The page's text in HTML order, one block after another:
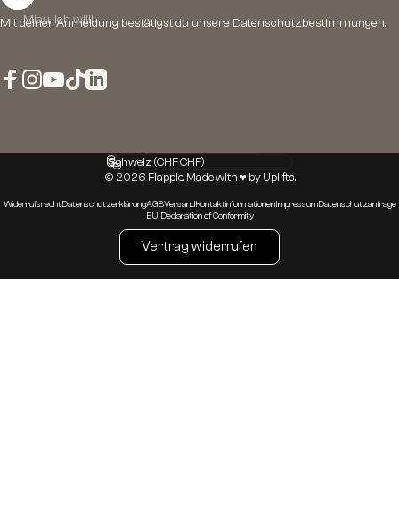
Miau, ich will!
Mit deiner Anmeldung bestätigst du unsere Datenschutzbestimmungen.
© 2026 Flappie. Made with ♥︎ by Uplifts.
WiderrufsrechtDatenschutzerklärungAGBVersandKontaktinformationenImpressumDatenschutzanfrage
EU Declaration of Conformity
Vertrag widerrufen
Sprache
Land/Region